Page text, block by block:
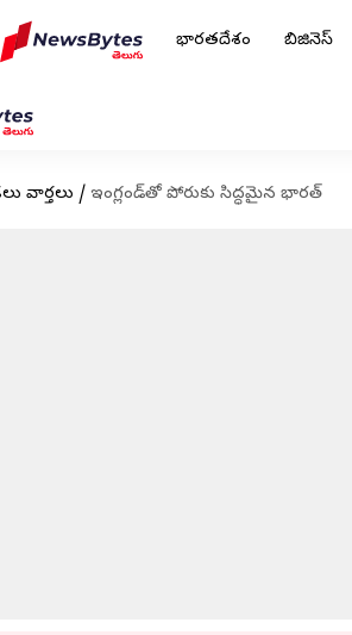
భారతదేశం బిజినెస్
వార్తలు / ఇంగ్లండ్‌తో పోరుకు సిద్ధమైన భారత్